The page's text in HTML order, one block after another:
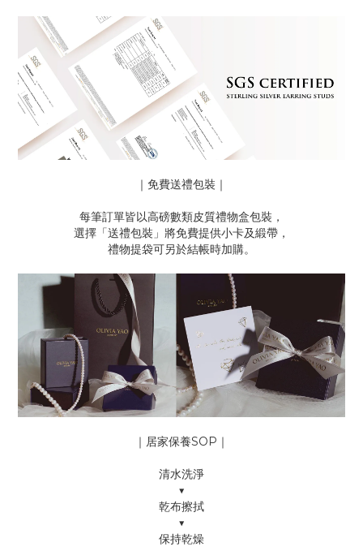
｜免費送禮包裝｜
每筆訂單皆以高磅數類皮質禮物盒包裝，
選擇「送禮包裝」將免費提供小卡及緞帶，
禮物提袋可另於結帳時加購。
｜居家保養SOP｜
清水洗淨
▼
乾布擦拭
▼
保持乾燥